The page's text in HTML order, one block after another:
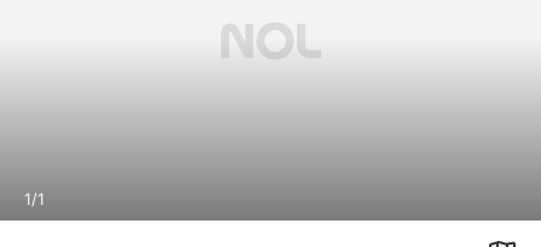
1/1